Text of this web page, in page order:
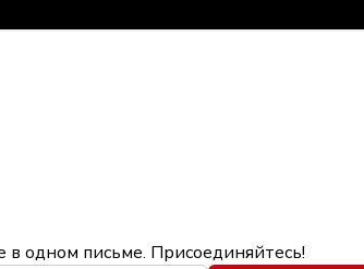
одном письме. Присоединяйтесь!